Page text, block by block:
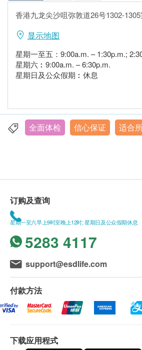
香港九龙尖沙咀弥敦道26号1302-1305
显示地图
星期一至五：9:00a.m. – 1:30p.m.;
星期六︰9:00a.m. – 6:30p.m.
星期日及公众假期︰休息
全面体检 信心保证 适合
订购及查询
星期一至六早上9时至晚上12时; 星期日及公众假期休息
5283 4117
support@esdlife.com
付款方法
下载应用程式